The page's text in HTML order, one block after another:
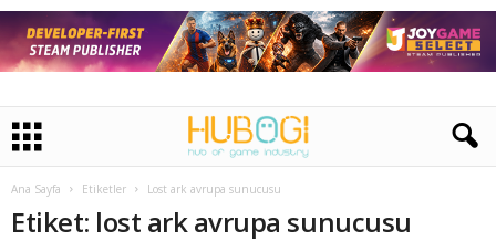
Ana Sayfa Etiketler Lost ark avrupa sunucusu
Etiket: lost ark avrupa sunucusu